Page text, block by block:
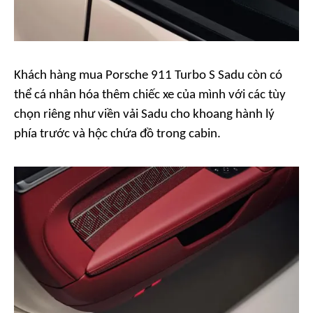
Khách hàng mua Porsche 911 Turbo S Sadu còn có
thể cá nhân hóa thêm chiếc xe của mình với các tùy
chọn riêng như viền vải Sadu cho khoang hành lý
phía trước và hộc chứa đồ trong cabin.